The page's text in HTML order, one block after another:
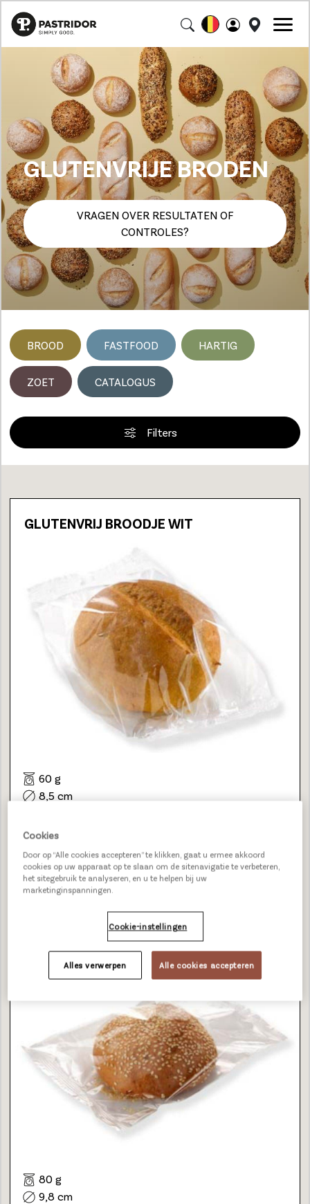
GLUTENVRIJE BRODEN
VRAGEN OVER RESULTATEN OF
CONTROLES?
BROOD FASTFOOD HARTIG
ZOET CATALOGUS
Filters
GLUTENVRIJ BROODJE WIT
60 g
8,5 cm
5 Unicoins
24680000 BEKIJK
GLUTENVRIJE HAMBURGER BUN
80 g
9,8 cm
Loading...
Cookies
Door op “Alle cookies accepteren” te klikken, gaat u ermee akkoord
cookies op uw apparaat op te slaan om de sitenavigatie te verbeteren,
het sitegebruik te analyseren, en u te helpen bij uw
marketinginspanningen.
Cookie-instellingen
Alles verwerpen Alle cookies accepteren